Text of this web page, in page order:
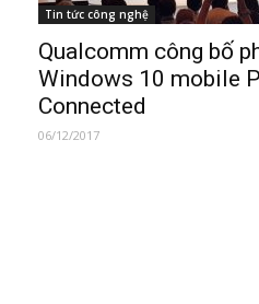
Tin tức công nghệ
Qualcomm công bố
Windows 10 mobile
Connected
06/12/2017